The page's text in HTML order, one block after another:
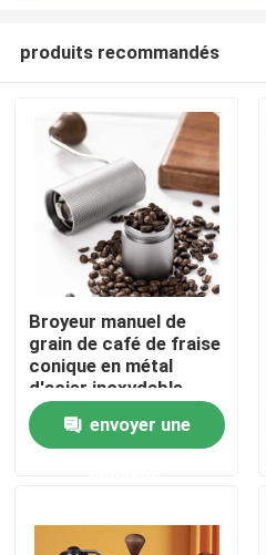
Maison
Produits
VR Show
Visite d'usine
produits recommandés
Broyeur manuel de
grain de café de fraise
conique en métal
d'acier inoxydable
commercial portatif
lavable à manivelle
envoyer une